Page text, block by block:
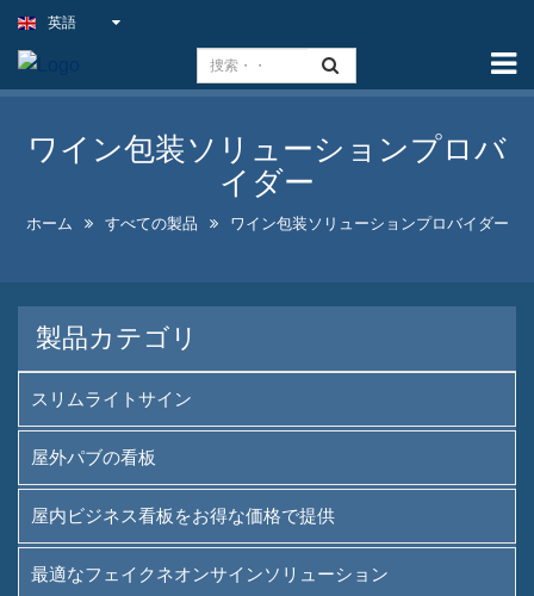
能力
スリムライトサイン
最適なフェイクネオンサイン
ザイン
ワイン包装ソリューションプ
ロバイダー
英語
ワイン包装ソリューションプロバ
イダー
ホーム すべての製品 ワイン包装ソリューションプロバイダー
製品カテゴリ
スリムライトサイン
屋外パブの看板
屋内ビジネス看板をお得な価格で提供
最適なフェイクネオンサインソリューション